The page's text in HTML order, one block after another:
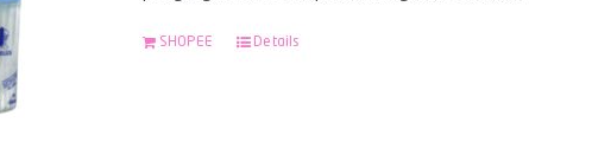
SHOPEE Details